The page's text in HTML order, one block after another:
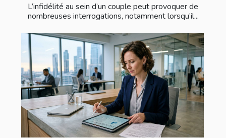
L’infidélité au sein d’un couple peut provoquer de
nombreuses interrogations, notamment lorsqu’il...